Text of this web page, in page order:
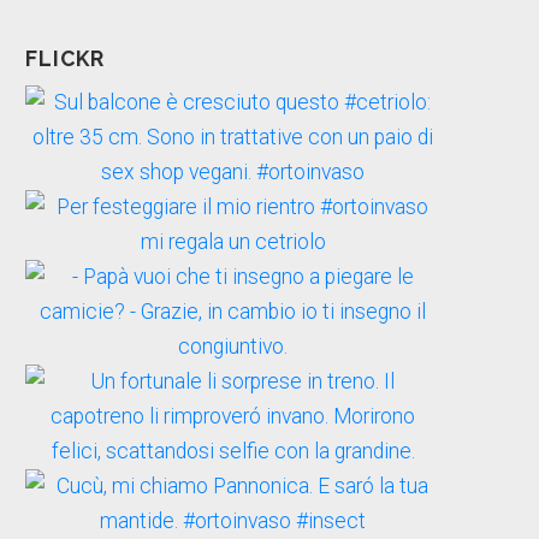
FLICKR